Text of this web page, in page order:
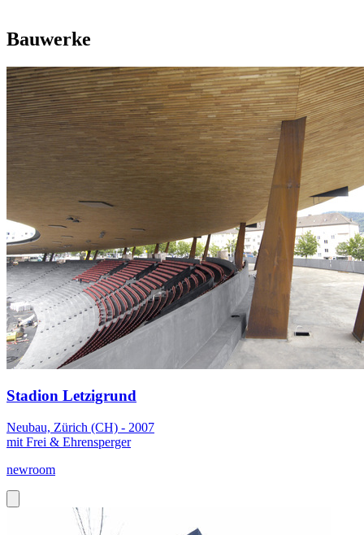
Bauwerke
Stadion Letzigrund
Neubau, Zürich (CH) - 2007
mit Frei & Ehrensperger
newroom